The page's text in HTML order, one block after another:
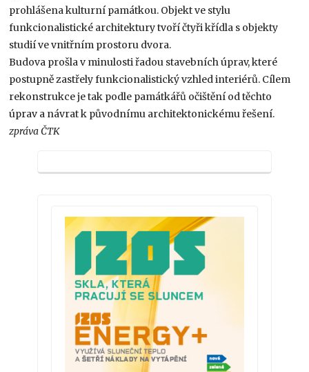
prohlášena kulturní památkou. Objekt ve stylu
funkcionalistické architektury tvoří čtyři křídla s objekty
studií ve vnitřním prostoru dvora.
Budova prošla v minulosti řadou stavebních úprav, které
postupně zastřely funkcionalistický vzhled interiérů. Cílem
rekonstrukce je tak podle památkářů očištění od těchto
úprav a návrat k původnímu architektonickému řešení.
zpráva ČTK